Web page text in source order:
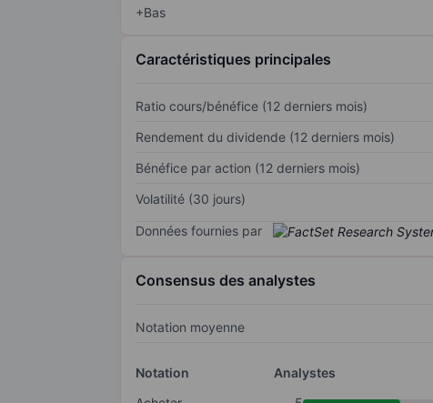
+Bas
Caractéristiques principales
Ratio cours/bénéfice (12 derniers mois)
Rendement du dividende (12 derniers mois)
Bénéfice par action (12 derniers mois)
Volatilité (30 jours)
Données fournies par
Consensus des analystes
Notation moyenne
Notation
Analystes